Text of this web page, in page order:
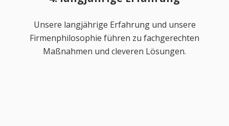
Unsere langjährige Erfahrung und unsere
Firmenphilosophie führen zu fachgerechten
Maßnahmen und cleveren Lösungen.